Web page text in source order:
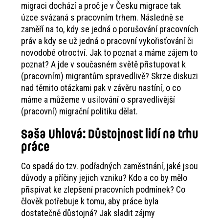
migraci dochází a proč je v Česku migrace tak
úzce svázaná s pracovním trhem. Následně se
zaměří na to, kdy se jedná o porušování pracovních
práv a kdy se už jedná o pracovní vykořisťování či
novodobé otroctví. Jak to poznat a máme zájem to
poznat? A jde v současném světě přistupovat k
(pracovním) migrantům spravedlivě? Skrze diskuzi
nad těmito otázkami pak v závěru nastíní, o co
máme a můžeme v usilování o spravedlivější
(pracovní) migrační politiku dělat.
Saša Uhlová:Důstojnost lidí na trhu
práce
Co spadá do tzv. podřadných zaměstnání, jaké jsou
důvody a příčiny jejich vzniku? Kdo a co by mělo
přispívat ke zlepšení pracovních podmínek? Co
člověk potřebuje k tomu, aby práce byla
dostatečně důstojná? Jak sladit zájmy